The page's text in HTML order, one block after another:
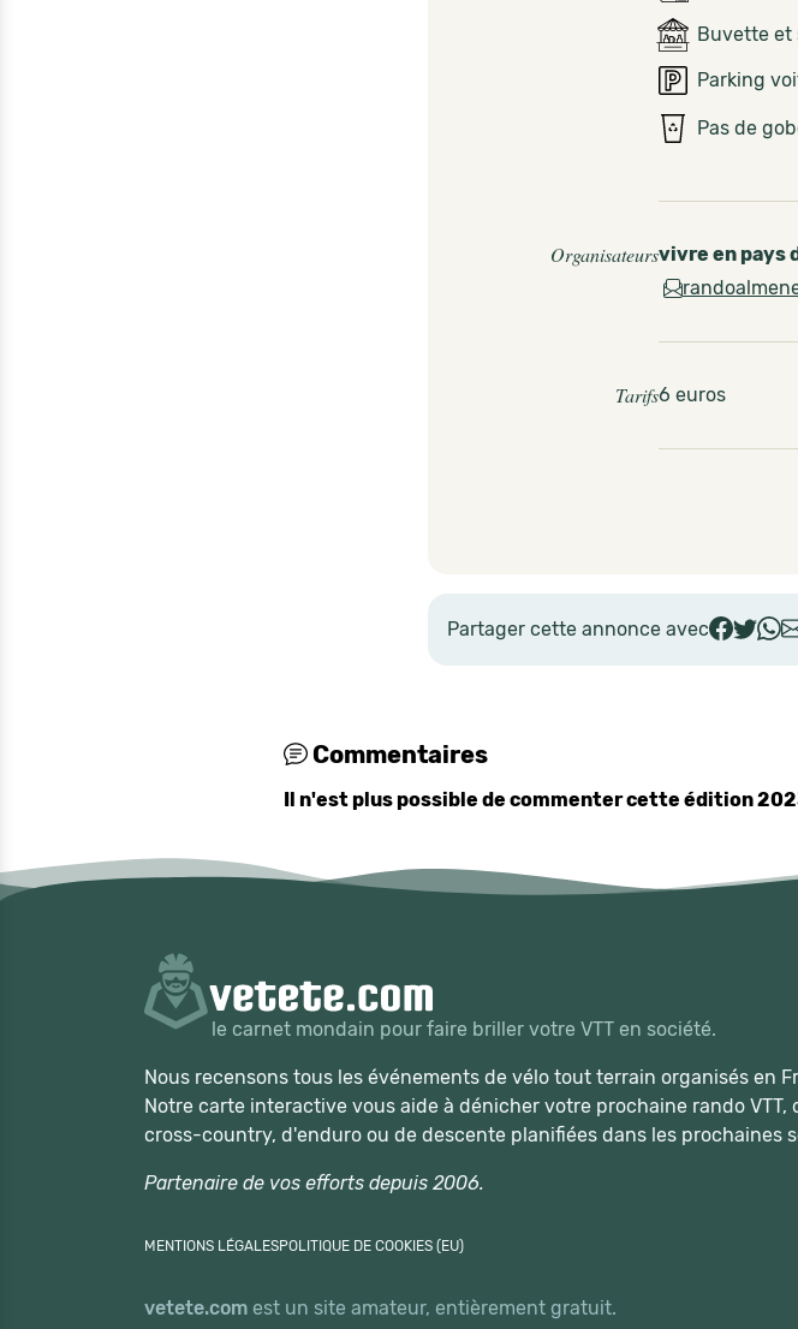
Buvette et
Parking
Pas de
Organisateursvivre en pays
Tarifs6 euros
Partager cette annonce avec
Commentaires
Il n'est plus possible de commenter cette édition
le carnet mondain pour faire briller votre VTT en société.
Nous recensons tous les événements de vélo tout terrain organisés en
Notre carte interactive vous aide à dénicher votre prochaine rando VTT,
cross-country, d'enduro ou de descente planifiées dans les prochaines
Partenaire de vos efforts depuis 2006.
MENTIONS LÉGALESPOLITIQUE DE COOKIES (EU)
vetete.com est un site amateur, entièrement gratuit.